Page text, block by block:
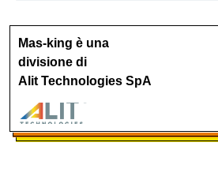
Mas-king è una
divisione di
Alit Technologies SpA